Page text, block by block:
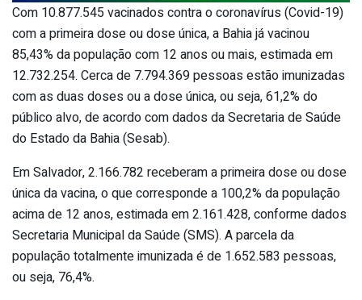
Com 10.877.545 vacinados contra o coronavírus (Covid-19)
com a primeira dose ou dose única, a Bahia já vacinou
85,43% da população com 12 anos ou mais, estimada em
12.732.254. Cerca de 7.794.369 pessoas estão imunizadas
com as duas doses ou a dose única, ou seja, 61,2% do
público alvo, de acordo com dados da Secretaria de Saúde
do Estado da Bahia (Sesab).
Em Salvador, 2.166.782 receberam a primeira dose ou dose
única da vacina, o que corresponde a 100,2% da população
acima de 12 anos, estimada em 2.161.428, conforme dados
Secretaria Municipal da Saúde (SMS). A parcela da
população totalmente imunizada é de 1.652.583 pessoas,
ou seja, 76,4%.